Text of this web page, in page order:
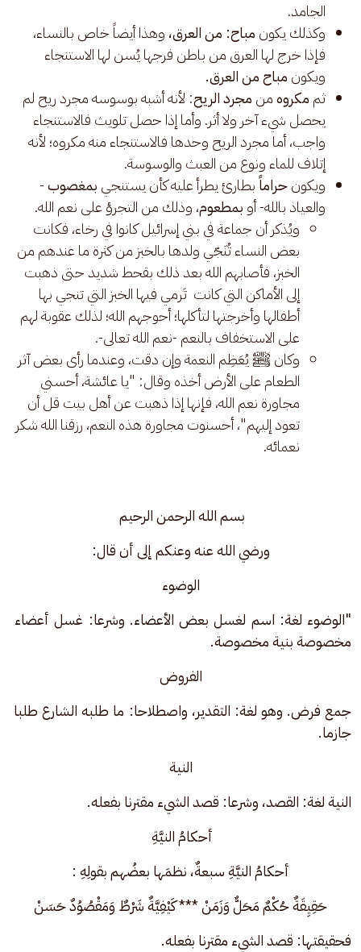
الجامد.
وكذلك يكون مباح: من العرق، وهذا أيضاً خاص بالنساء،
فإذا خرج لها العرق من باطن فرجها يُسن لها الاستنجاء
ويكون مباح من العرق.
ثم مكروهمن مجرد الريح: لأنه أشبه بوسوسه مجرد ريح لم
يحصل شيء آخر ولا أثر. وأما إذا حصل تلويث فالاستنجاء
واجب، أما مجرد الريح وحدها فالاستنجاء منه مكروه؛ لأنه
إتلاف للماء ونوع من العبث والوسوسة.
ويكونحراماًبطارئ يطرأ عليه كأن يستنجي بمغصوب-
والعياذ بالله- أو بمطعوم، وذلك من التجرؤ على نعم الله.
ويُذكر أن جماعة في بني إسرائيل كانوا في رخاء، فكانت
بعض النساء تُنَجّي ولدها بالخبز من كثرة ما عندهم من
الخبز، فأصابهم الله بعد ذلك بقحط شديد حتى ذهبت
إلى الأماكن التي كانت تَرمي فيها الخبز التي تنجي بها
أطفالها وأخرجتها لتأكلها؛ أحوجهم الله؛ لذلك عقوبة لهم
على الاستخفاف بالنعم -نعم الله تعالى-.
وكان ﷺ يُعَظِم النعمة وإن دقت، وعندما رأى بعض آثر
الطعام على الأرض أخذه وقال: "يا عائشة، أحسني
مجاورة نعم الله، فإنها إذا ذهبت عن أهل بيت قل أن
تعود إليهم"، أحسنوت مجاورة هذه النعم، رزقنا الله شكر
نعمائه.
بسم الله الرحمن الرحيم
ورضي الله عنه وعنكم إلى أن قال:
الوضوء
"الوضوء لغة: اسم لغسل بعض الأعضاء. وشرعا: غسل أعضاء
مخصوصة بنية مخصوصة.
الفروض
جمع فرض. وهو لغة: التقدير، واصطلاحا: ما طلبه الشارع طلبا
جازما.
النية
النية لغة: القصد، وشرعا: قصد الشيء مقترنا بفعله.
أحكامُ النيَّةِ
أحكامُ النيَّةِ سبعةٌ، نظمَها بعضُهم بقولِهِ :
حَقِيِقَةٌ حُكْمٌ مَحَلٌّ وَزَمَنْ *** كَيْفِيَّةٌ شَرْطٌ وَمَقْصُوُدٌ حَسَنْ
فحقيقتها: قصد الشيء مقترنا بفعله.